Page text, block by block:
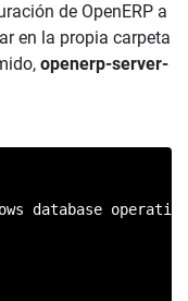
de OpenERP a
en la propia carpeta
openerp-server-
database